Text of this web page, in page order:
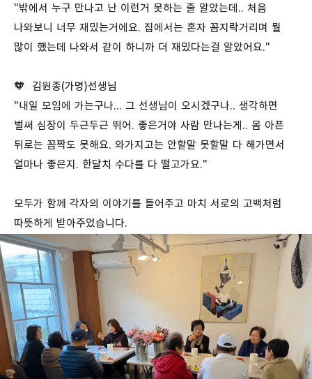
"밖에서 누구 만나고 난 이런거 못하는 줄 알았는데.. 처음
나와보니 너무 재밌는거에요. 집에서는 혼자 꼼지락거리며 뭘
많이 했는데 나와서 같이 하니까 더 재밌다는걸 알았어요."
🧡 김원종(가명)선생님
"내일 모임에 가는구나... 그 선생님이 오시겠구나.. 생각하면
벌써 심장이 두근두근 뛰어. 좋은거야 사람 만나는게.. 몸 아픈
뒤로는 꼼짝도 못해요. 와가지고는 안할말 못할말 다 해가면서
얼마나 좋은지. 한달치 수다를 다 떨고가요."
모두가 함께 각자의 이야기를 들어주고 마치 서로의 고백처럼
따뜻하게 받아주었습니다.